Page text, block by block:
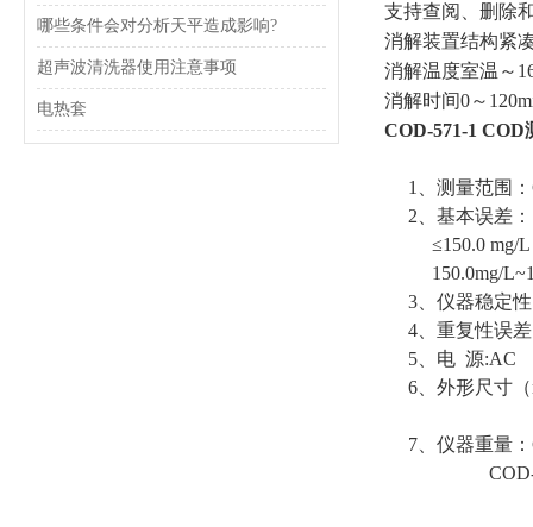
哪些条件会对分析天平造成影响?
超声波清洗器使用注意事项
电热套
支持查阅、删除
消解装置结构紧
消解温度室温～
消解时间0～
COD-571-1
1、测量范围：
2、基本误差：
≤150.0 mg/L
150.0mg/
3、仪器稳定性
4、重复性误差
5、电 源:AC
6、外形尺寸（
7、仪器重量：
COD-